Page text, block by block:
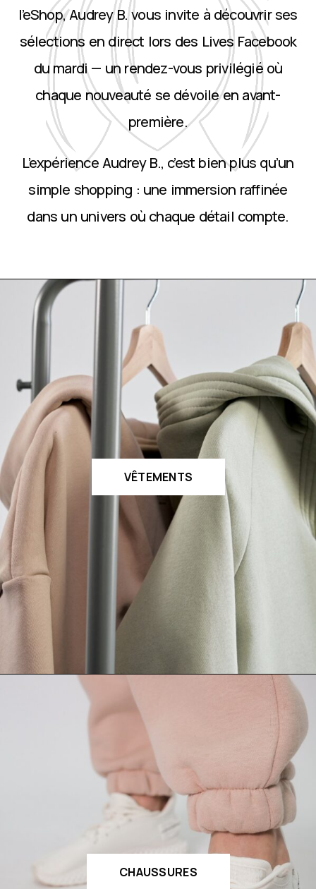
l’eShop, Audrey B. vous invite à découvrir ses
sélections en direct lors des Lives Facebook
du mardi — un rendez-vous privilégié où
chaque nouveauté se dévoile en avant-
première.
L’expérience Audrey B., c’est bien plus qu’un
simple shopping : une immersion raffinée
dans un univers où chaque détail compte.
VÊTEMENTS
CHAUSSURES